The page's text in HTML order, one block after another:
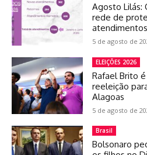
Agosto Lilás:
rede de
5 de agosto de
ELEIÇÕES 2026
Rafael Brito
reeleição
Alagoas
5 de agosto de
Brasil
Bolsonaro